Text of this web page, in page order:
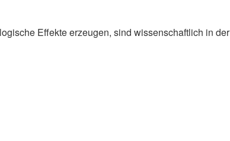
Effekte erzeugen, sind wissenschaftlich in der